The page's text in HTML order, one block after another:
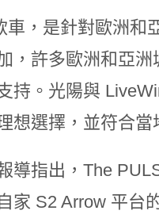
，是針對歐洲和
，許多歐洲和亞
持。光陽與
選擇，並符合當
導指出，The
家 S2 Arrow 平台